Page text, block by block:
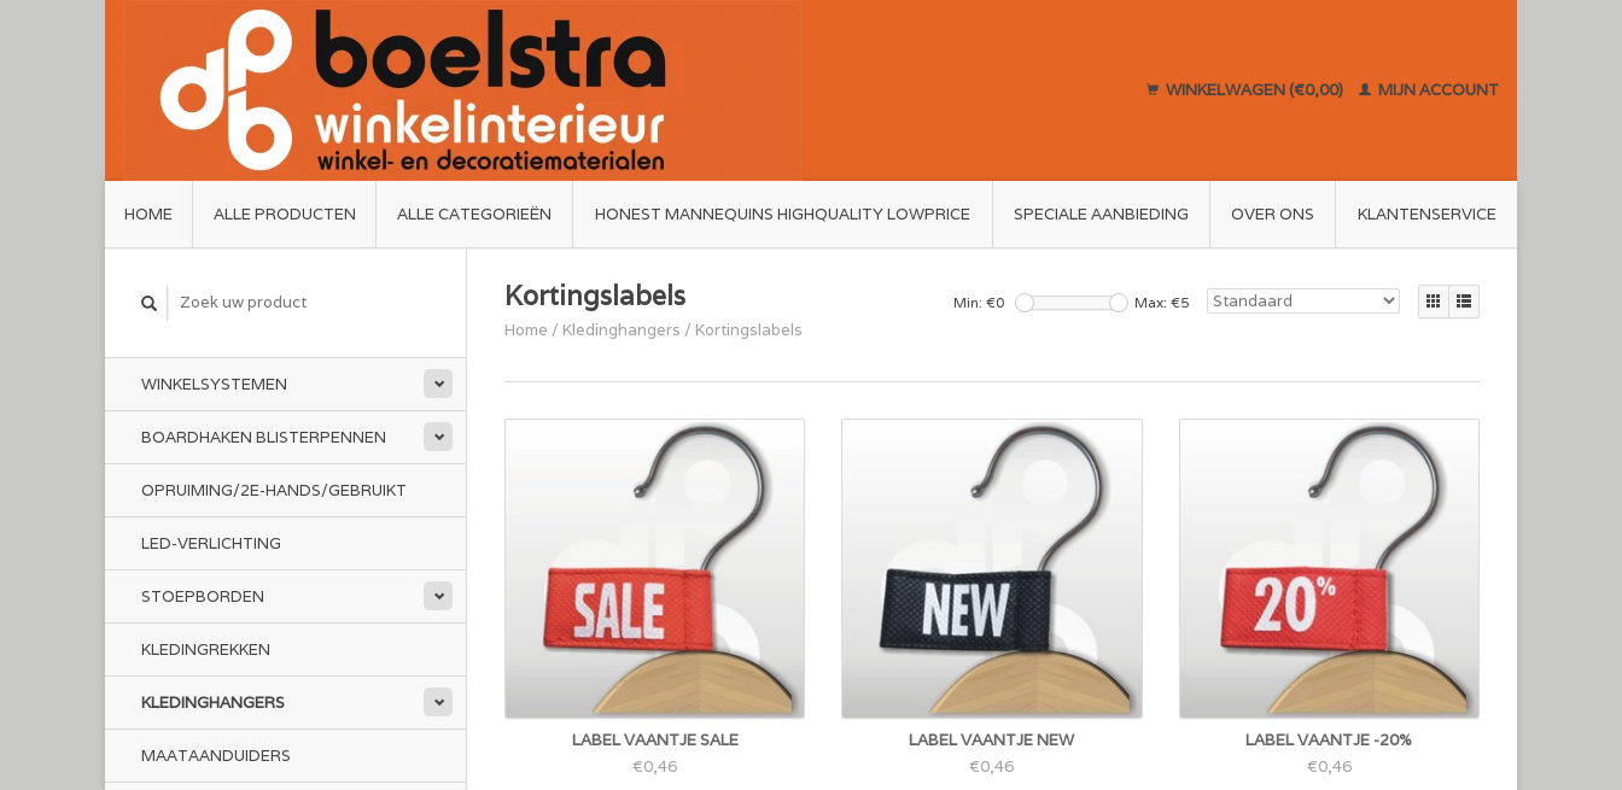
WINKELWAGEN (€0,00) MIJN ACCOUNT
HOME ALLE PRODUCTEN ALLE CATEGORIEËN HONEST MANNEQUINS HIGHQUALITY LOWPRICE SPECIALE AANBIEDING OVER ONS KLANTENSERVICE
WINKELSYSTEMEN
BOARDHAKEN BLISTERPENNEN
OPRUIMING/2E-HANDS/GEBRUIKT
LED-VERLICHTING
STOEPBORDEN
KLEDINGREKKEN
KLEDINGHANGERS
MAATAANDUIDERS
Kortingslabels
Home / Kledinghangers / Kortingslabels
Min: €0 Max: €5
LABEL VAANTJE SALE
€0,46
LABEL VAANTJE NEW
€0,46
LABEL VAANTJE -20%
€0,46